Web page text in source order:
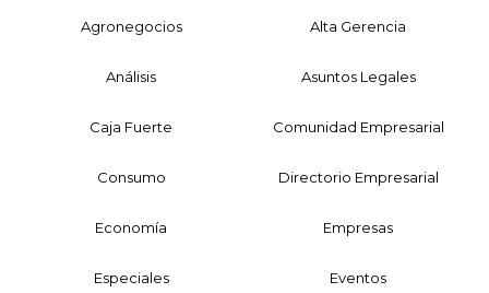
Agronegocios Alta Gerencia
Análisis Asuntos Legales
Caja Fuerte Comunidad Empresarial
Consumo Directorio Empresarial
Economía Empresas
Especiales Eventos